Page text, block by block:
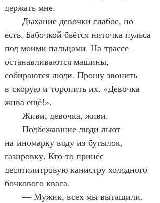
держать мне.
Дыхание девочки слабое, но
есть. Бабочкой бьётся ниточка пульса
под моими пальцами. На трассе
останавливаются машины,
собираются люди. Прошу звонить
в скорую и торопить их. «Девочка
жива ещё!».
Живи, девочка, живи.
Подбежавшие люди льют
на иномарку воду из бутылок,
газировку. Кто‑то принёс
десятилитровую канистру холодного
бочкового кваса.
— Мужик, всех мы вытащили,